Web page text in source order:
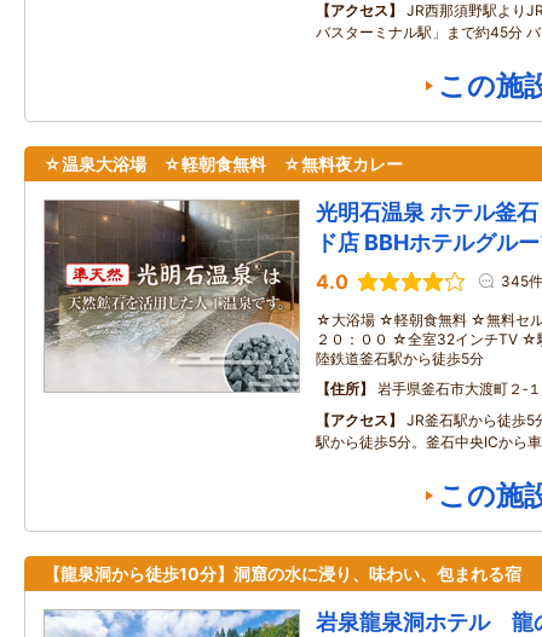
アクセス
JR西那須野駅より
バスターミナル駅」まで約45分
この施
☆温泉大浴場 ☆軽朝食無料 ☆無料夜カレー
光明石温泉 ホテル釜
ド店 BBHホテルグル
4.0 345件
☆大浴場 ☆軽朝食無料 ☆無料セ
２０：００ ☆全室32インチTV
陸鉄道釜石駅から徒歩5分
住所
岩手県釜石市大渡町２‐
アクセス
JR釜石駅から徒歩5
駅から徒歩5分。釜石中央ICから
この施
【龍泉洞から徒歩10分】洞窟の水に浸り、味わい、包まれる宿
岩泉龍泉洞ホテル 龍